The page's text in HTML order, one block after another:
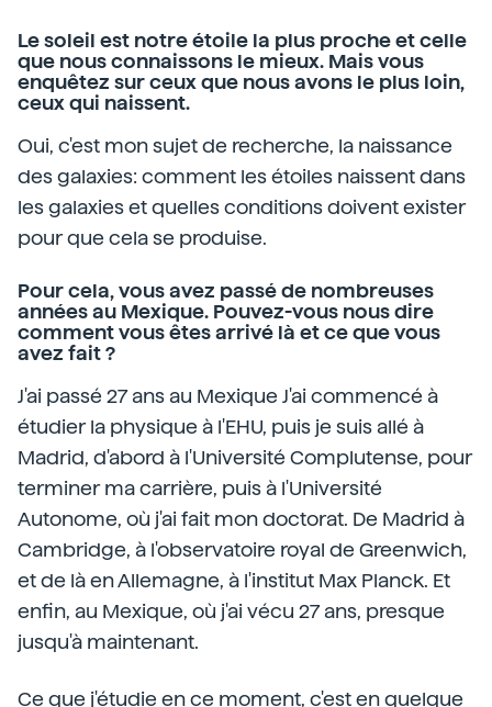
Le soleil est notre étoile la plus proche et celle
que nous connaissons le mieux. Mais vous
enquêtez sur ceux que nous avons le plus loin,
ceux qui naissent.
Oui, c'est mon sujet de recherche, la naissance
des galaxies: comment les étoiles naissent dans
les galaxies et quelles conditions doivent exister
pour que cela se produise.
Pour cela, vous avez passé de nombreuses
années au Mexique. Pouvez-vous nous dire
comment vous êtes arrivé là et ce que vous
avez fait ?
J'ai passé 27 ans au Mexique J'ai commencé à
étudier la physique à l'EHU, puis je suis allé à
Madrid, d'abord à l'Université Complutense, pour
terminer ma carrière, puis à l'Université
Autonome, où j'ai fait mon doctorat. De Madrid à
Cambridge, à l'observatoire royal de Greenwich,
et de là en Allemagne, à l'institut Max Planck. Et
enfin, au Mexique, où j'ai vécu 27 ans, presque
jusqu'à maintenant.
Ce que j'étudie en ce moment, c'est en quelque